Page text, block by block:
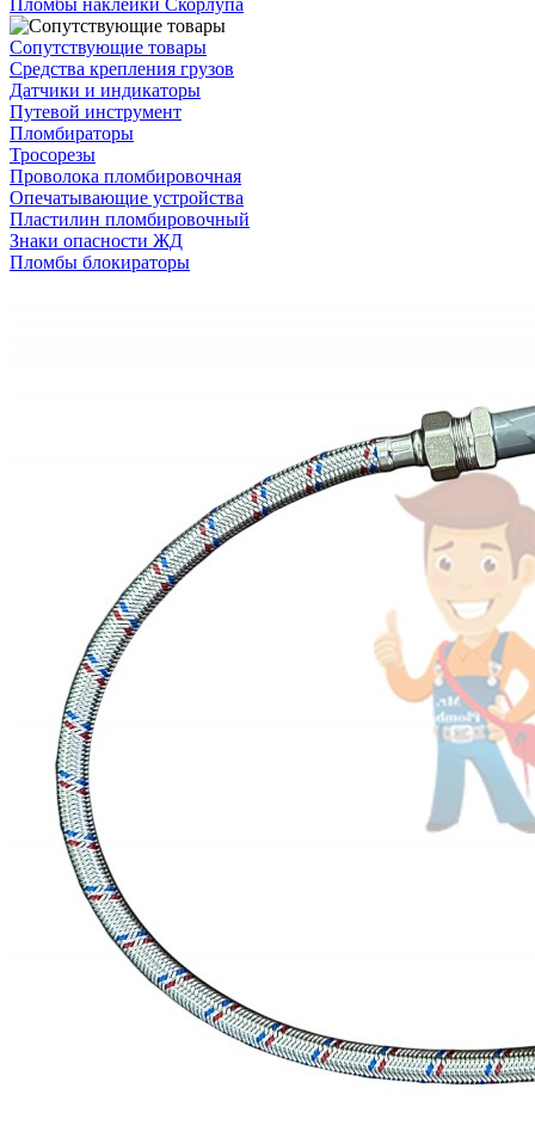
Сопутствующие товары
Средства крепления грузов
Датчики и индикаторы
Путевой инструмент
Пломбираторы
Тросорезы
Проволока пломбировочная
Опечатывающие устройства
Пластилин пломбировочный
Знаки опасности ЖД
Пломбы блокираторы